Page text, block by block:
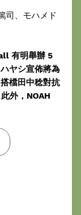
司、モハメド
有明舉辦 5
ヤシ宣佈將為
檔田中稔對抗
外，NOAH